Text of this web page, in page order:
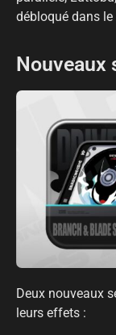
débloqué dans le
Nouveaux
Deux nouveaux
leurs effets :